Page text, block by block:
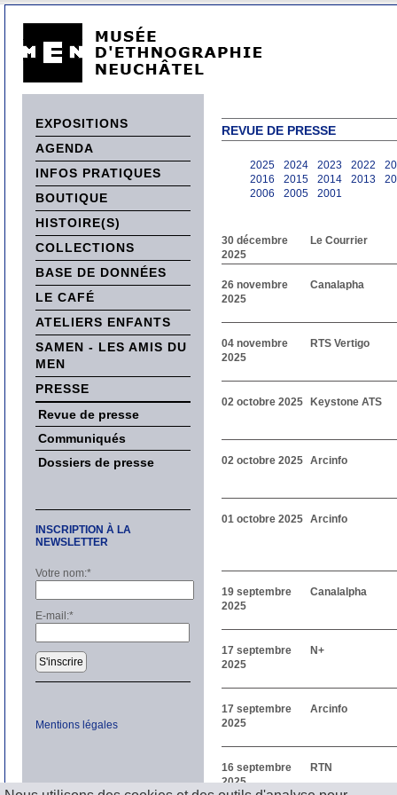
EXPOSITIONS
AGENDA
INFOS PRATIQUES
BOUTIQUE
HISTOIRE(S)
COLLECTIONS
BASE DE DONNÉES
LE CAFÉ
ATELIERS ENFANTS
SAMEN - LES AMIS DU
MEN
PRESSE
Revue de presse
Communiqués
Dossiers de presse
INSCRIPTION À LA
NEWSLETTER
Votre nom:*
E-mail:*
S'inscrire
Mentions légales
REVUE DE PRESSE
2025 2024 2023 2022
2016
2015 2014 2013
2006
2005 2001
30 décembre
2025
Le Courrier
26 novembre
2025
Canalapha
04 novembre
2025
RTS Vertigo
02 octobre 2025 Keystone ATS
02 octobre 2025 Arcinfo
01 octobre 2025 Arcinfo
19 septembre
2025
Canalalpha
17 septembre
2025
N+
17 septembre
2025
Arcinfo
16 septembre
2025
RTN